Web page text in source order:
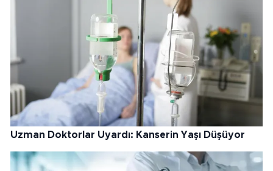
Uzman Doktorlar Uyardı: Kanserin Yaşı Düşüyor